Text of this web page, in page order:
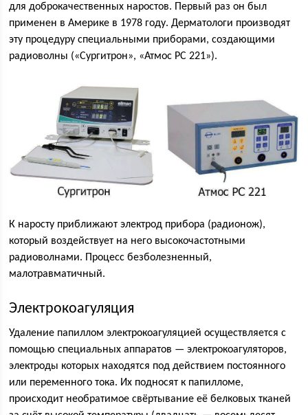
для доброкачественных наростов. Первый раз он был
применен в Америке в 1978 году. Дерматологи производят
эту процедуру специальными приборами, создающими
радиоволны («Сургитрон», «Атмос РС 221»).
К наросту приближают электрод прибора (радионож),
который воздействует на него высокочастотными
радиоволнами. Процесс безболезненный,
малотравматичный.
Электрокоагуляция
Удаление папиллом электрокоагуляцией осуществляется с
помощью специальных аппаратов — электрокоагуляторов,
электроды которых находятся под действием постоянного
или переменного тока. Их подносят к папилломе,
происходит необратимое свёртывание её белковых тканей